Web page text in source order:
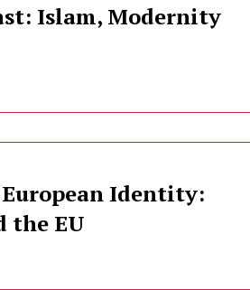
Islam, Modernity
European Identity:
the EU